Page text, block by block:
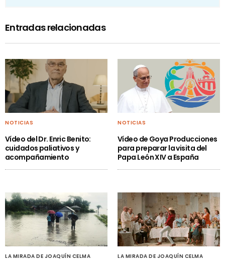
Entradas relacionadas
NOTICIAS
Vídeo del Dr. Enric Benito:
cuidados paliativos y
acompañamiento
NOTICIAS
Vídeo de Goya Producciones
para preparar la visita del
Papa León XIV a España
LA MIRADA DE JOAQUÍN CELMA LA MIRADA DE JOAQUÍN CELMA